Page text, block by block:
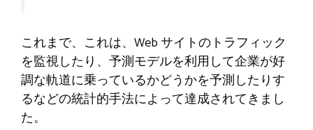
これまで、これは、Web サイトのトラフィック
を監視したり、予測モデルを利用して企業が好
調な軌道に乗っているかどうかを予測したりす
るなどの統計的手法によって達成されてきまし
た。